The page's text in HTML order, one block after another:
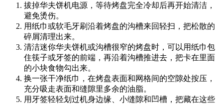
拔掉华夫饼机电源，等待烤盘完全冷却后再开始清洁，
避免烫伤。
用纸巾或软毛牙刷沿着烤盘的沟槽来回轻扫，把松散的
碎屑清理出来。
清洁迷你华夫饼机或沟槽很窄的烤盘时，可以用纸巾包
住筷子或牙签的前端，再沿着沟槽推进去，把卡在里面
的小块食物勾出来。
换一张干净纸巾，在烤盘表面和网格间的空隙处按压，
充分吸走表面和缝隙里多余的油脂。
用牙签轻轻划过机身边缘、小缝隙和凹槽，把藏在这些